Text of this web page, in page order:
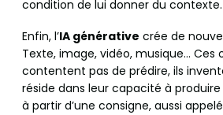
condition de lui donner du contexte.
Enfin, l’IA générative crée de
Texte, image, vidéo, musique… Ces
contentent pas de prédire, ils
réside dans leur capacité à
à partir d’une consigne, aussi